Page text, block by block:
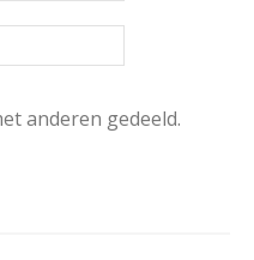
anderen gedeeld.